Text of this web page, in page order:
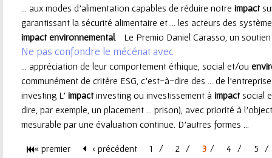
... aux modes d'alimentation capables de réduire notre impact
garantissant la sécurité alimentaire et ... les acteurs des
impact environnemental . Le Premio Daniel Carasso, un
Ne pas confondre le mécénat avec
... appréciation de leur comportement éthique, social et/ou
communément de critère ESG, c'est-à-dire des ... de
investing L’ impactinvesting ou investissement à impactsocial
dire, par exemple, un placement ... prison), avec priorité à
mesurable par une évaluation continue. D'autres formes ...
« premier ‹ précédent 1 2 3 4 5